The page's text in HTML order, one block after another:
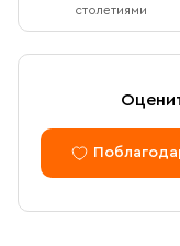
столетиями